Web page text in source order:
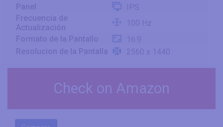
Frecuencia de
Actualización
100 Hz
Resolucion de la Pantalla
2560 x 1440
Check on Amazon